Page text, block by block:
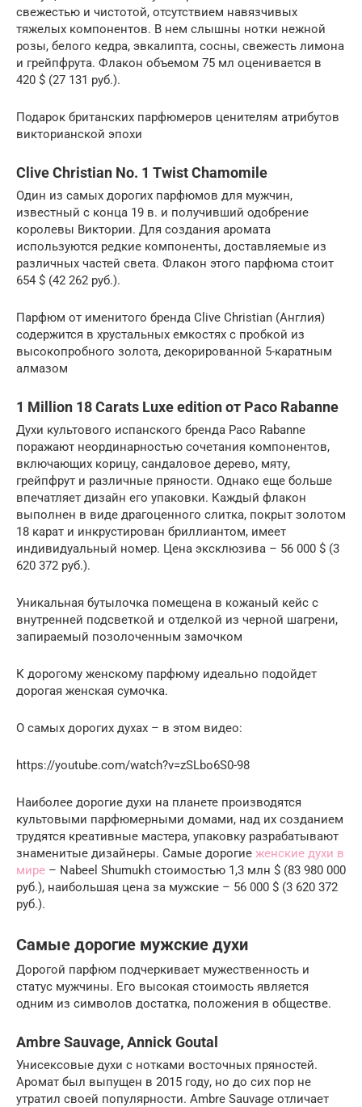
свежестью и чистотой, отсутствием навязчивых
тяжелых компонентов. В нем слышны нотки нежной
розы, белого кедра, эвкалипта, сосны, свежесть лимона
и грейпфрута. Флакон объемом 75 мл оценивается в
420 $ (27 131 руб.).
Подарок британских парфюмеров ценителям атрибутов
викторианской эпохи
Clive Christian No. 1 Twist Chamomile
Один из самых дорогих парфюмов для мужчин,
известный с конца 19 в. и получивший одобрение
королевы Виктории. Для создания аромата
используются редкие компоненты, доставляемые из
различных частей света. Флакон этого парфюма стоит
654 $ (42 262 руб.).
Парфюм от именитого бренда Clive Christian (Англия)
содержится в хрустальных емкостях с пробкой из
высокопробного золота, декорированной 5-каратным
алмазом
1 Million 18 Carats Luxe edition от Paco Rabanne
Духи культового испанского бренда Paco Rabanne
поражают неординарностью сочетания компонентов,
включающих корицу, сандаловое дерево, мяту,
грейпфрут и различные пряности. Однако еще больше
впечатляет дизайн его упаковки. Каждый флакон
выполнен в виде драгоценного слитка, покрыт золотом
18 карат и инкрустирован бриллиантом, имеет
индивидуальный номер. Цена эксклюзива – 56 000 $ (3
620 372 руб.).
Уникальная бутылочка помещена в кожаный кейс с
внутренней подсветкой и отделкой из черной шагрени,
запираемый позолоченным замочком
К дорогому женскому парфюму идеально подойдет
дорогая женская сумочка.
О самых дорогих духах – в этом видео:
https://youtube.com/watch?v=zSLbo6S0-98
Наиболее дорогие духи на планете производятся
культовыми парфюмерными домами, над их созданием
трудятся креативные мастера, упаковку разрабатывают
знаменитые дизайнеры. Самые дорогие женские духи в
мире – Nabeel Shumukh стоимостью 1,3 млн $ (83 980 000
руб.), наибольшая цена за мужские – 56 000 $ (3 620 372
руб.).
Самые дорогие мужские духи
Дорогой парфюм подчеркивает мужественность и
статус мужчины. Его высокая стоимость является
одним из символов достатка, положения в обществе.
Ambre Sauvage, Annick Goutal
Унисексовые духи с нотками восточных пряностей.
Аромат был выпущен в 2015 году, но до сих пор не
утратил своей популярности. Ambre Sauvage отличает